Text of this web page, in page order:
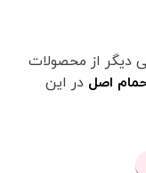
دیگر از محصولات
اصل در این